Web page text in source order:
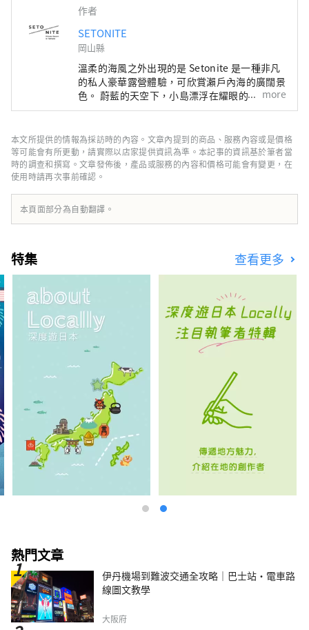
作者
SETONITE
岡山縣
溫柔的海風之外出現的是 Setonite 是一種非凡
的私人豪華露營體驗，可欣賞瀨戶內海的廣闊景
色。 蔚藍的天空下，小島漂浮在耀眼的大海
上。 如果你仔細聆聽，你會聽到溫柔的海浪聲
雄偉大自然，擺脫日常生活的束縛。 如何享受
特殊時光取決於您。 除了該地區獨特的美食、
文化和活動之外， 還有一些當地體驗只能透過
與當地人的聯繫才能實現。 因遇見這個地方而
誕生， 請以稍微不同的方式度過在瀨戶內的時
光。
more
本文所提供的情報為採訪時的內容。文章內提到的商品、服務內容或是價格
等可能會有所更動，請實際以店家提供資訊為準。本記事的資訊基於筆者當
時的調查和撰寫。文章發佈後，產品或服務的內容和價格可能會有變更，在
使用時請再次事前確認。
本頁面部分為自動翻譯。
特集 查看更多
熱門文章
伊丹機場到難波交通全攻略｜巴士站・電車路
線圖文教學
大阪府